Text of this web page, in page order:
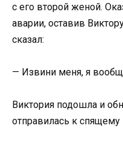
с его второй женой.
аварии, оставив
сказал:
— Извини меня, я
Виктория подошла и
отправилась к спящему